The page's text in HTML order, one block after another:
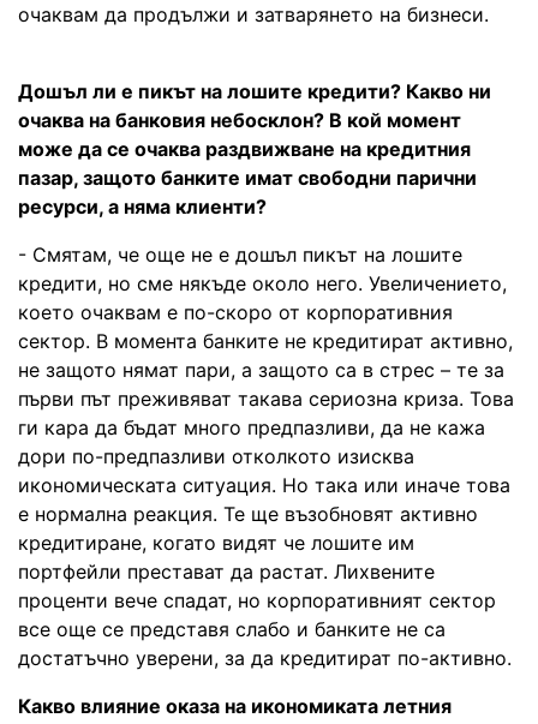
очаквам да продължи и затварянето на бизнеси.
Дошъл ли е пикът на лошите кредити? Какво ни
очаква на банковия небосклон? В кой момент
може да се очаква раздвижване на кредитния
пазар, защото банките имат свободни парични
ресурси, а няма клиенти?
- Смятам, че още не е дошъл пикът на лошите
кредити, но сме някъде около него. Увеличението,
което очаквам е по-скоро от корпоративния
сектор. В момента банките не кредитират активно,
не защото нямат пари, а защото са в стрес – те за
първи път преживяват такава сериозна криза. Това
ги кара да бъдат много предпазливи, да не кажа
дори по-предпазливи отколкото изисква
икономическата ситуация. Но така или иначе това
е нормална реакция. Те ще възобновят активно
кредитиране, когато видят че лошите им
портфейли престават да растат. Лихвените
проценти вече спадат, но корпоративният сектор
все още се представя слабо и банките не са
достатъчно уверени, за да кредитират по-активно.
Какво влияние оказа на икономиката летния